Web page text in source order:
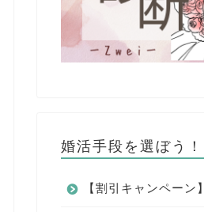
婚活手段を選ぼう！
【割引キャンペーン】